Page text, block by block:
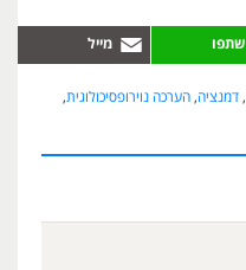
, דמנציה, הערכה נוירופסיכולוגית,